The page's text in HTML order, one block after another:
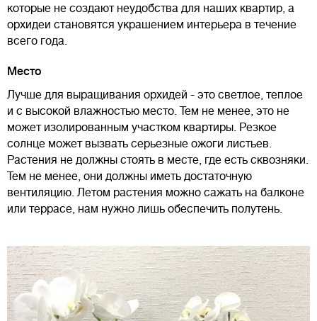
которые не создают неудобства для наших квартир, а
орхидеи становятся украшением интерьера в течение
всего года.
Место
Лучше для выращивания орхидей - это светлое, теплое
и с высокой влажностью место. Тем не менее, это не
может изолированным участком квартиры. Резкое
солнце может вызвать серьезные ожоги листьев.
Растения не должны стоять в месте, где есть сквозняки.
Тем не менее, они должны иметь достаточную
вентиляцию. Летом растения можно сажать на балконе
или террасе, нам нужно лишь обеспечить полутень.